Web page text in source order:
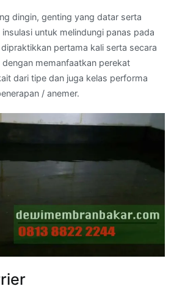
dingin, genting yang datar serta
untuk melindungi panas pada
pertama kali serta secara
memanfaatkan perekat
dari tipe dan juga kelas performa
/ anemer.